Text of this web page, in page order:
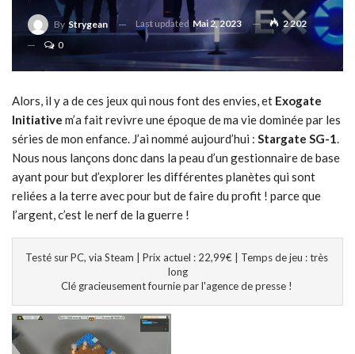
By Strygean Last updated Mai 2, 2023
2 202
0
Alors, il y a de ces jeux qui nous font des envies, et Exogate
Initiative m’a fait revivre une époque de ma vie dominée par les
séries de mon enfance. J’ai nommé aujourd’hui : Stargate SG-1.
Nous nous lançons donc dans la peau d’un gestionnaire de base
ayant pour but d’explorer les différentes planètes qui sont
reliées a la terre avec pour but de faire du profit ! parce que
l’argent, c’est le nerf de la guerre !
Testé sur PC, via Steam | Prix actuel : 22,99€ | Temps de jeu : très
long
Clé gracieusement fournie par l'agence de presse !